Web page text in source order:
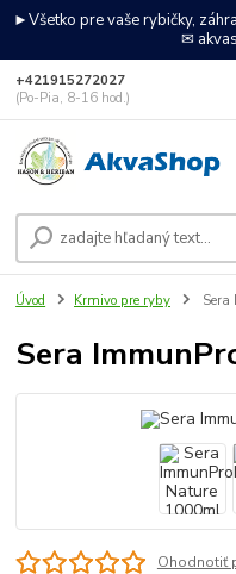
►Všetko pre vaše rybičky,
✉
+421915272027
(Po-Pia, 8-16 hod.)
Úvod Krmivo pre ryby
Sera
Ohodnotiť